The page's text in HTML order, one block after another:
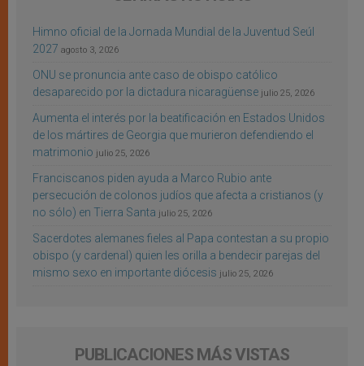
Himno oficial de la Jornada Mundial de la Juventud Seúl
2027 agosto 3, 2026
ONU se pronuncia ante caso de obispo católico
desaparecido por la dictadura nicaragüense julio 25, 2026
Aumenta el interés por la beatificación en Estados Unidos
de los mártires de Georgia que murieron defendiendo el
matrimonio julio 25, 2026
Franciscanos piden ayuda a Marco Rubio ante
persecución de colonos judíos que afecta a cristianos (y
no sólo) en Tierra Santa julio 25, 2026
Sacerdotes alemanes fieles al Papa contestan a su propio
obispo (y cardenal) quien les orilla a bendecir parejas del
mismo sexo en importante diócesis julio 25, 2026
PUBLICACIONES MÁS VISTAS